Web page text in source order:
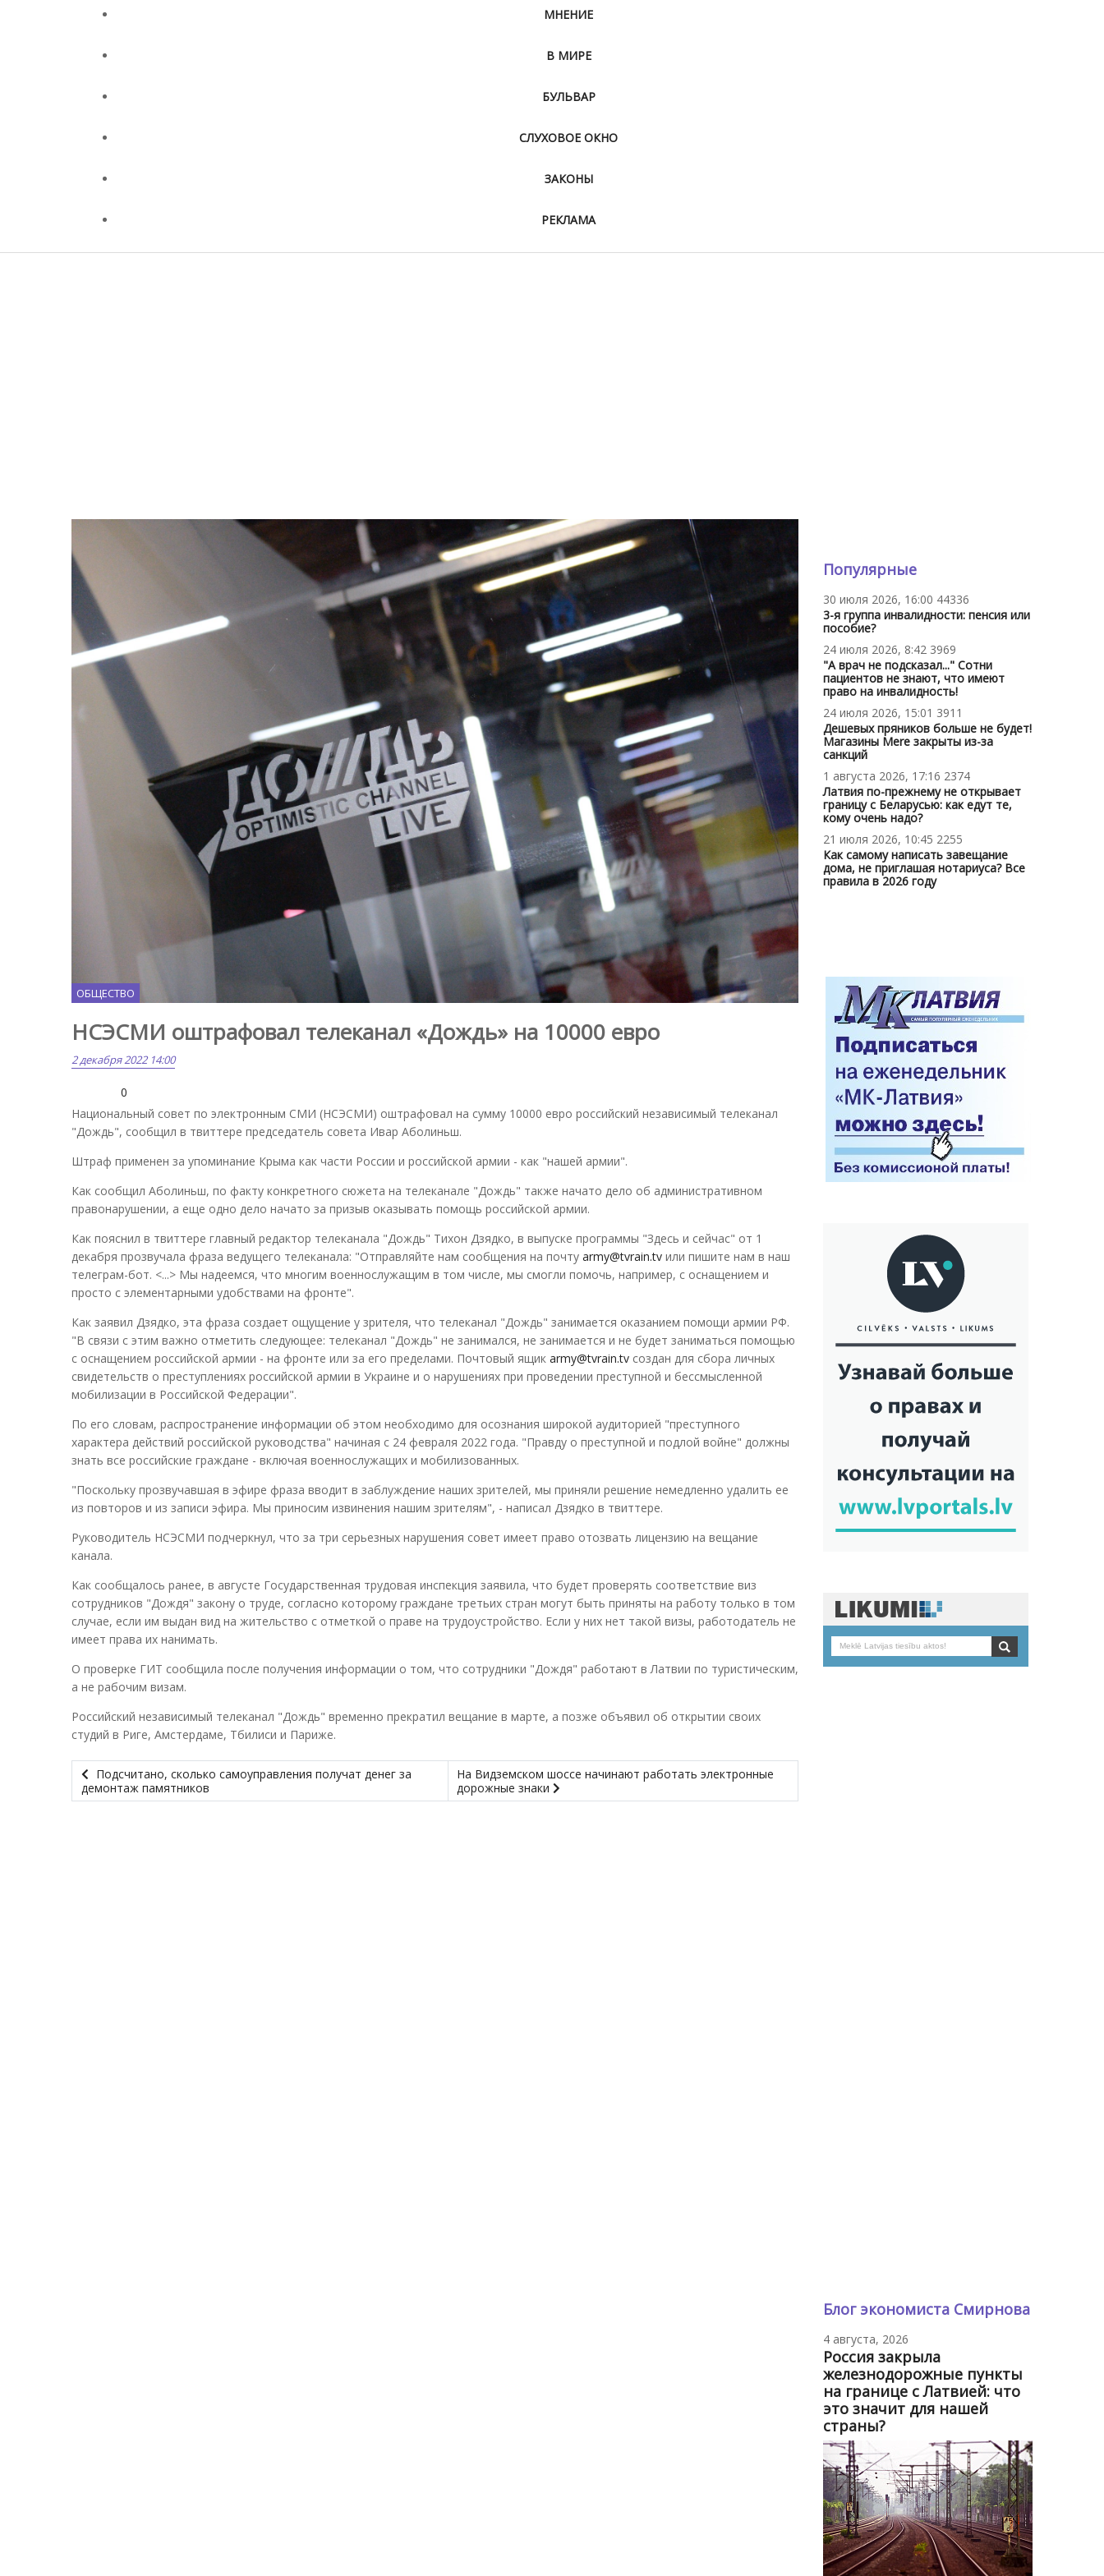
МНЕНИЕ
В МИРЕ
БУЛЬВАР
СЛУХОВОЕ ОКНО
ЗАКОНЫ
РЕКЛАМА
ОБЩЕСТВО
НСЭСМИ оштрафовал телеканал «Дождь» на 10000 евро
2 декабря 2022 14:00
0
Национальный совет по электронным СМИ (НСЭСМИ) оштрафовал на сумму 10000 евро российский независимый телеканал
"Дождь", сообщил в твиттере председатель совета Ивар Аболиньш.
Штраф применен за упоминание Крыма как части России и российской армии - как "нашей армии".
Как сообщил Аболиньш, по факту конкретного сюжета на телеканале "Дождь" также начато дело об административном
правонарушении, а еще одно дело начато за призыв оказывать помощь российской армии.
Как пояснил в твиттере главный редактор телеканала "Дождь" Тихон Дзядко, в выпуске программы "Здесь и сейчас" от 1
декабря прозвучала фраза ведущего телеканала: "Отправляйте нам сообщения на почту army@tvrain.tv или пишите нам в наш
телеграм-бот. <...> Мы надеемся, что многим военнослужащим в том числе, мы смогли помочь, например, с оснащением и
просто с элементарными удобствами на фронте".
Как заявил Дзядко, эта фраза создает ощущение у зрителя, что телеканал "Дождь" занимается оказанием помощи армии РФ.
"В связи с этим важно отметить следующее: телеканал "Дождь" не занимался, не занимается и не будет заниматься помощью
с оснащением российской армии - на фронте или за его пределами. Почтовый ящик army@tvrain.tv создан для сбора личных
свидетельств о преступлениях российской армии в Украине и о нарушениях при проведении преступной и бессмысленной
мобилизации в Российской Федерации".
По его словам, распространение информации об этом необходимо для осознания широкой аудиторией "преступного
характера действий российской руководства" начиная с 24 февраля 2022 года. "Правду о преступной и подлой войне" должны
знать все российские граждане - включая военнослужащих и мобилизованных.
"Поскольку прозвучавшая в эфире фраза вводит в заблуждение наших зрителей, мы приняли решение немедленно удалить ее
из повторов и из записи эфира. Мы приносим извинения нашим зрителям", - написал Дзядко в твиттере.
Руководитель НСЭСМИ подчеркнул, что за три серьезных нарушения совет имеет право отозвать лицензию на вещание
канала.
Как сообщалось ранее, в августе Государственная трудовая инспекция заявила, что будет проверять соответствие виз
сотрудников "Дождя" закону о труде, согласно которому граждане третьих стран могут быть приняты на работу только в том
случае, если им выдан вид на жительство с отметкой о праве на трудоустройство. Если у них нет такой визы, работодатель не
имеет права их нанимать.
О проверке ГИТ сообщила после получения информации о том, что сотрудники "Дождя" работают в Латвии по туристическим,
а не рабочим визам.
Российский независимый телеканал "Дождь" временно прекратил вещание в марте, а позже объявил об открытии своих
студий в Риге, Амстердаме, Тбилиси и Париже.
Подсчитано, сколько самоуправления получат денег за
демонтаж памятников
На Видземском шоссе начинают работать электронные
дорожные знаки
Популярные
30 июля 2026, 16:00 44336
3-я группа инвалидности: пенсия или
пособие?
24 июля 2026, 8:42 3969
"А врач не подсказал..." Сотни
пациентов не знают, что имеют
право на инвалидность!
24 июля 2026, 15:01 3911
Дешевых пряников больше не будет!
Магазины Mere закрыты из-за
санкций
1 августа 2026, 17:16 2374
Латвия по-прежнему не открывает
границу с Беларусью: как едут те,
кому очень надо?
21 июля 2026, 10:45 2255
Как самому написать завещание
дома, не приглашая нотариуса? Все
правила в 2026 году
Блог экономиста Смирнова
4 августа, 2026
Россия закрыла
железнодорожные пункты
на границе с Латвией: что
это значит для нашей
страны?